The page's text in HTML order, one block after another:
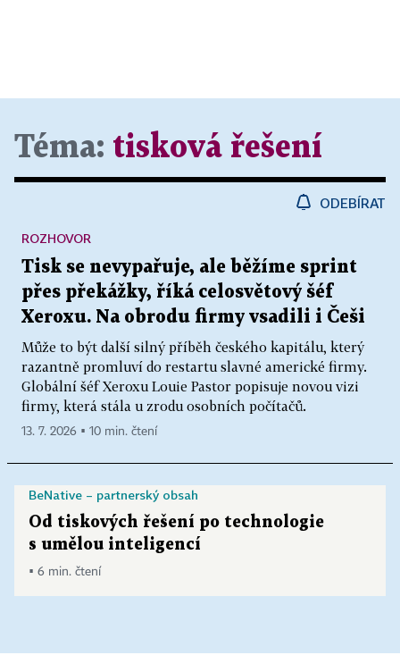
Téma: tisková řešení
ODEBÍRAT
Tisk se nevypařuje, ale běžíme sprint
přes překážky, říká celosvětový šéf
Xeroxu. Na obrodu firmy vsadili i Češi
Může to být další silný příběh českého kapitálu, který
razantně promluví do restartu slavné americké firmy.
Globální šéf Xeroxu Louie Pastor popisuje novou vizi
firmy, která stála u zrodu osobních počítačů.
ROZHOVOR
13. 7. 2026 ▪ 10 min. čtení
BeNative – partnerský obsah
Od tiskových řešení po technologie
s umělou inteligencí
▪ 6 min. čtení